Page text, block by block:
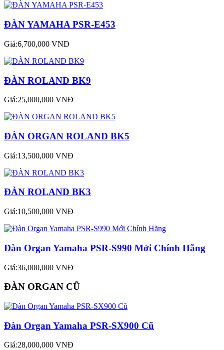
ĐÀN YAMAHA PSR-E453
Giá:6,700,000 VNĐ
ĐÀN ROLAND BK9
Giá:25,000,000 VNĐ
ĐÀN ORGAN ROLAND BK5
Giá:13,500,000 VNĐ
ĐÀN ROLAND BK3
Giá:10,500,000 VNĐ
Đàn Organ Yamaha PSR-S990 Mới Chính Hãng
Giá:36,000,000 VNĐ
ĐÀN ORGAN CŨ
Đàn Organ Yamaha PSR-SX900 Cũ
Giá:28,000,000 VNĐ